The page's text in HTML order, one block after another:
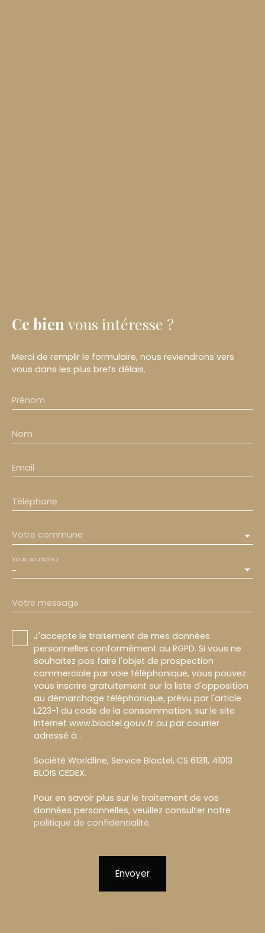
Ce bien vous intéresse ?
Merci de remplir le formulaire, nous reviendrons vers
vous dans les plus brefs délais.
Prénom
Nom
Email
Téléphone
Votre commune
-
Vous souhaitez
Votre message
J'accepte le traitement de mes données
personnelles conformément au RGPD. Si vous ne
souhaitez pas faire l'objet de prospection
commerciale par voie téléphonique, vous pouvez
vous inscrire gratuitement sur la liste d'opposition
au démarchage téléphonique, prévu par l'article
L223-1 du code de la consommation, sur le site
Internet www.bloctel.gouv.fr ou par courrier
adressé à :
Société Worldline, Service Bloctel, CS 61311, 41013
BLOIS CEDEX.
Pour en savoir plus sur le traitement de vos
données personnelles, veuillez consulter notre
politique de confidentialité.
Envoyer